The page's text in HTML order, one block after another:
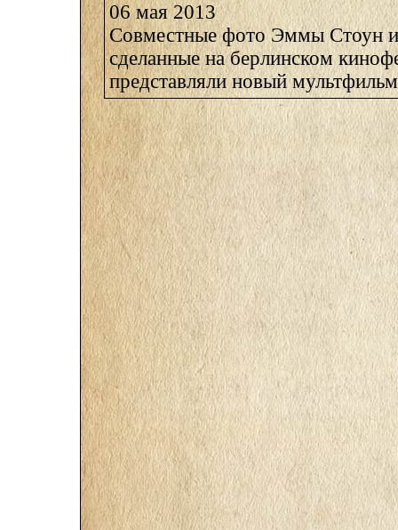
06 мая 2013
Совместные фото Эммы Стоун
сделанные на берлинском
представляли новый